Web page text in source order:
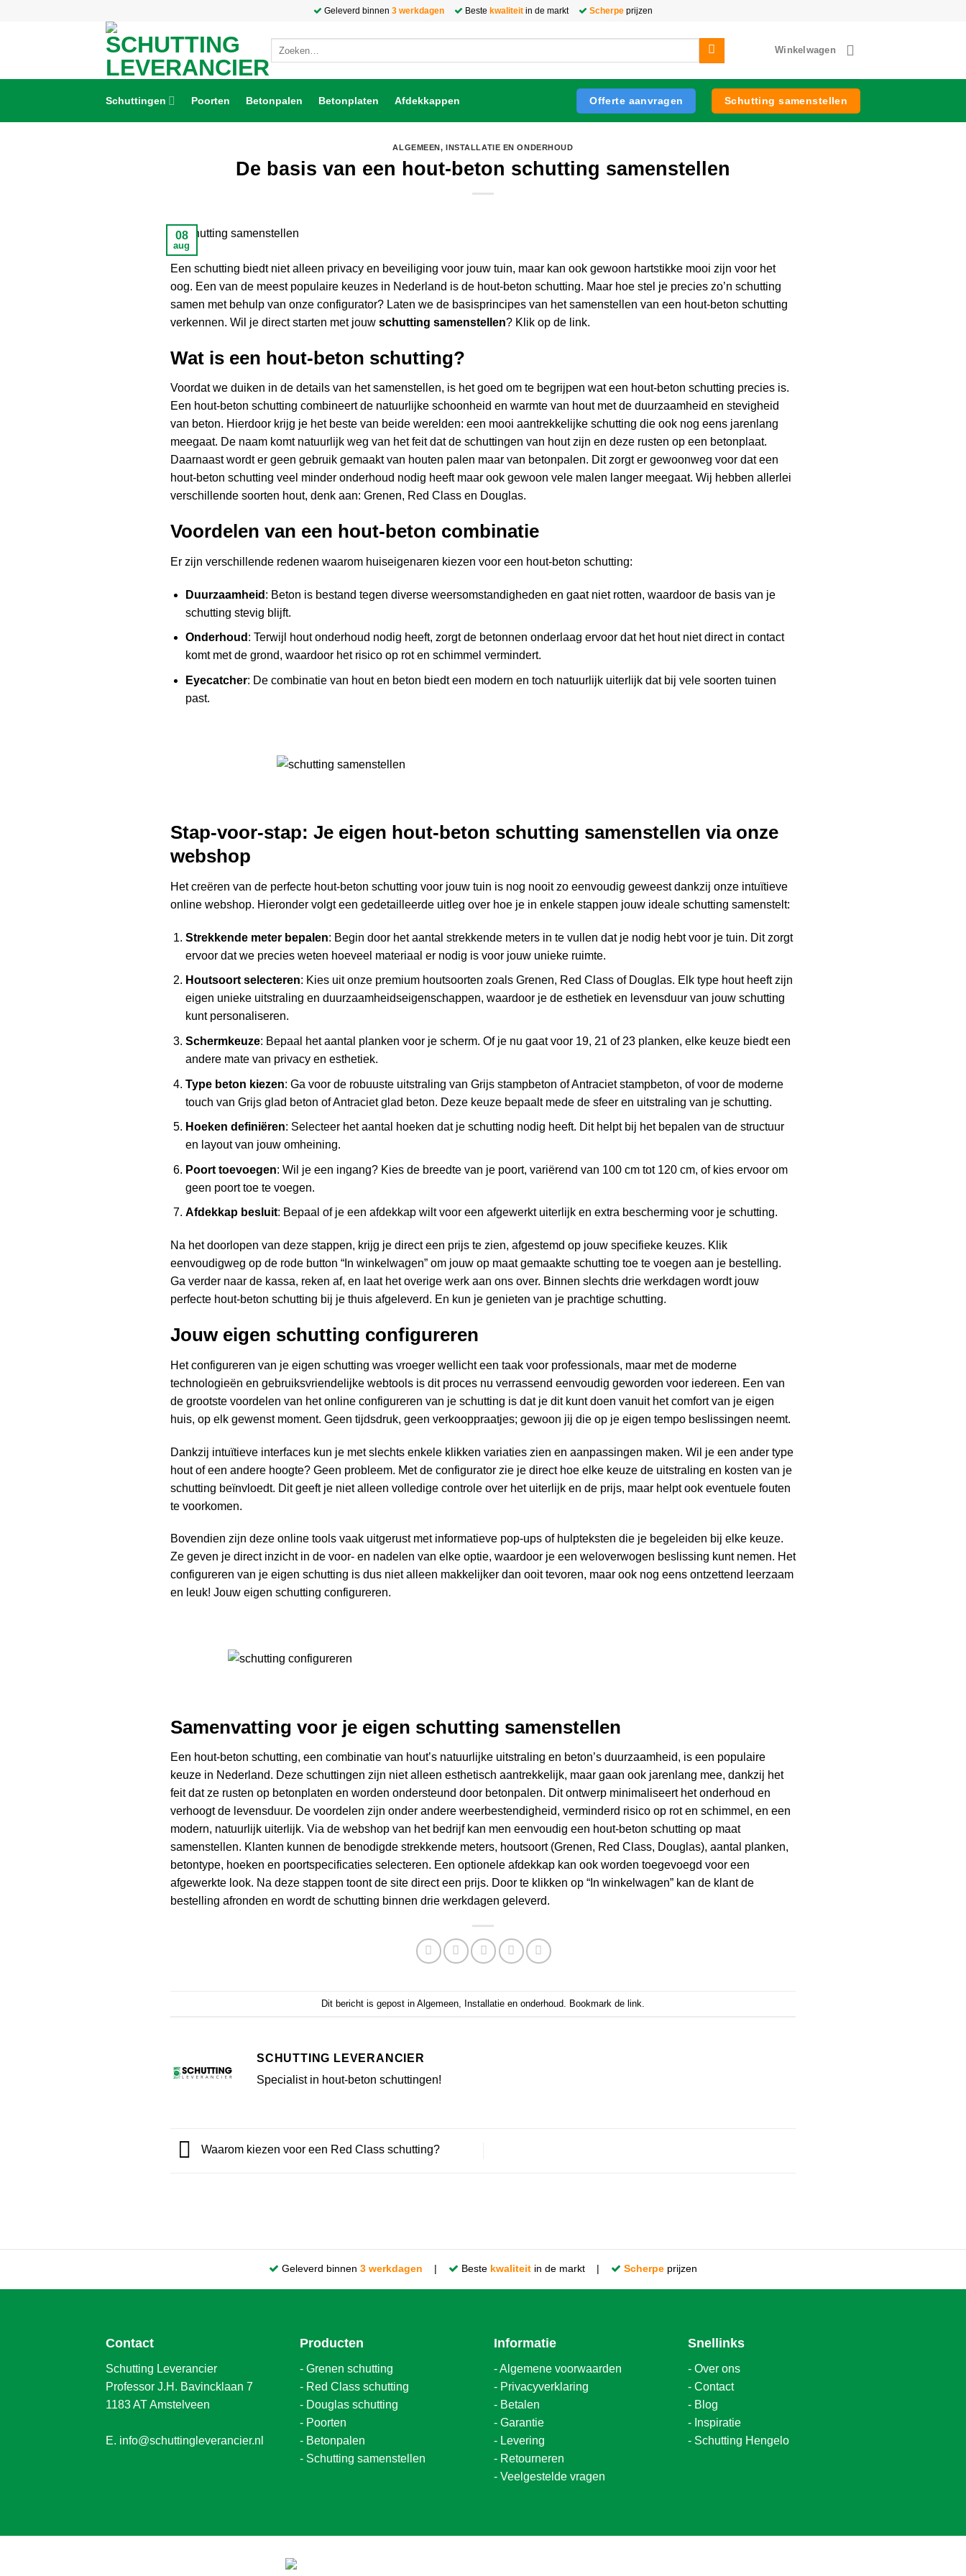
Geleverd binnen 3 werkdagen Beste kwaliteit in de markt Scherpe prijzen
Zoeken
naar:
Winkelwagen
Schuttingen Poorten Betonpalen Betonplaten Afdekkappen Offerte aanvragen Schutting samenstellen
ALGEMEEN,INSTALLATIE EN ONDERHOUD
De basis van een hout-beton schutting samenstellen
08
aug
Een schutting biedt niet alleen privacy en beveiliging voor jouw tuin, maar kan ook gewoon hartstikke mooi zijn voor het
oog. Een van de meest populaire keuzes in Nederland is de hout-beton schutting. Maar hoe stel je precies zo’n schutting
samen met behulp van onze configurator? Laten we de basisprincipes van het samenstellen van een hout-beton schutting
verkennen. Wil je direct starten met jouw schutting samenstellen? Klik op de link.
Wat is een hout-beton schutting?
Voordat we duiken in de details van het samenstellen, is het goed om te begrijpen wat een hout-beton schutting precies is.
Een hout-beton schutting combineert de natuurlijke schoonheid en warmte van hout met de duurzaamheid en stevigheid
van beton. Hierdoor krijg je het beste van beide werelden: een mooi aantrekkelijke schutting die ook nog eens jarenlang
meegaat. De naam komt natuurlijk weg van het feit dat de schuttingen van hout zijn en deze rusten op een betonplaat.
Daarnaast wordt er geen gebruik gemaakt van houten palen maar van betonpalen. Dit zorgt er gewoonweg voor dat een
hout-beton schutting veel minder onderhoud nodig heeft maar ook gewoon vele malen langer meegaat. Wij hebben allerlei
verschillende soorten hout, denk aan: Grenen, Red Class en Douglas.
Voordelen van een hout-beton combinatie
Er zijn verschillende redenen waarom huiseigenaren kiezen voor een hout-beton schutting:
Duurzaamheid : Beton is bestand tegen diverse weersomstandigheden en gaat niet rotten, waardoor de basis van je
schutting stevig blijft.
Onderhoud : Terwijl hout onderhoud nodig heeft, zorgt de betonnen onderlaag ervoor dat het hout niet direct in contact
komt met de grond, waardoor het risico op rot en schimmel vermindert.
Eyecatcher: De combinatie van hout en beton biedt een modern en toch natuurlijk uiterlijk dat bij vele soorten tuinen
past.
Stap-voor-stap: Je eigen hout-beton schutting samenstellen via onze
webshop
Het creëren van de perfecte hout-beton schutting voor jouw tuin is nog nooit zo eenvoudig geweest dankzij onze intuïtieve
online webshop. Hieronder volgt een gedetailleerde uitleg over hoe je in enkele stappen jouw ideale schutting samenstelt:
Strekkende meter bepalen: Begin door het aantal strekkende meters in te vullen dat je nodig hebt voor je tuin. Dit zorgt
ervoor dat we precies weten hoeveel materiaal er nodig is voor jouw unieke ruimte.
Houtsoort selecteren: Kies uit onze premium houtsoorten zoals Grenen, Red Class of Douglas. Elk type hout heeft zijn
eigen unieke uitstraling en duurzaamheidseigenschappen, waardoor je de esthetiek en levensduur van jouw schutting
kunt personaliseren.
Schermkeuze: Bepaal het aantal planken voor je scherm. Of je nu gaat voor 19, 21 of 23 planken, elke keuze biedt een
andere mate van privacy en esthetiek.
Type beton kiezen: Ga voor de robuuste uitstraling van Grijs stampbeton of Antraciet stampbeton, of voor de moderne
touch van Grijs glad beton of Antraciet glad beton. Deze keuze bepaalt mede de sfeer en uitstraling van je schutting.
Hoeken definiëren: Selecteer het aantal hoeken dat je schutting nodig heeft. Dit helpt bij het bepalen van de structuur
en layout van jouw omheining.
Poort toevoegen: Wil je een ingang? Kies de breedte van je poort, variërend van 100 cm tot 120 cm, of kies ervoor om
geen poort toe te voegen.
Afdekkap besluit: Bepaal of je een afdekkap wilt voor een afgewerkt uiterlijk en extra bescherming voor je schutting.
Na het doorlopen van deze stappen, krijg je direct een prijs te zien, afgestemd op jouw specifieke keuzes. Klik
eenvoudigweg op de rode button “In winkelwagen” om jouw op maat gemaakte schutting toe te voegen aan je bestelling.
Ga verder naar de kassa, reken af, en laat het overige werk aan ons over. Binnen slechts drie werkdagen wordt jouw
perfecte hout-beton schutting bij je thuis afgeleverd. En kun je genieten van je prachtige schutting.
Jouw eigen schutting configureren
Het configureren van je eigen schutting was vroeger wellicht een taak voor professionals, maar met de moderne
technologieën en gebruiksvriendelijke webtools is dit proces nu verrassend eenvoudig geworden voor iedereen. Een van
de grootste voordelen van het online configureren van je schutting is dat je dit kunt doen vanuit het comfort van je eigen
huis, op elk gewenst moment. Geen tijdsdruk, geen verkooppraatjes; gewoon jij die op je eigen tempo beslissingen neemt.
Dankzij intuïtieve interfaces kun je met slechts enkele klikken variaties zien en aanpassingen maken. Wil je een ander type
hout of een andere hoogte? Geen probleem. Met de configurator zie je direct hoe elke keuze de uitstraling en kosten van je
schutting beïnvloedt. Dit geeft je niet alleen volledige controle over het uiterlijk en de prijs, maar helpt ook eventuele fouten
te voorkomen.
Bovendien zijn deze online tools vaak uitgerust met informatieve pop-ups of hulpteksten die je begeleiden bij elke keuze.
Ze geven je direct inzicht in de voor- en nadelen van elke optie, waardoor je een weloverwogen beslissing kunt nemen. Het
configureren van je eigen schutting is dus niet alleen makkelijker dan ooit tevoren, maar ook nog eens ontzettend leerzaam
en leuk! Jouw eigen schutting configureren.
Samenvatting voor je eigen schutting samenstellen
Een hout-beton schutting, een combinatie van hout’s natuurlijke uitstraling en beton’s duurzaamheid, is een populaire
keuze in Nederland. Deze schuttingen zijn niet alleen esthetisch aantrekkelijk, maar gaan ook jarenlang mee, dankzij het
feit dat ze rusten op betonplaten en worden ondersteund door betonpalen. Dit ontwerp minimaliseert het onderhoud en
verhoogt de levensduur. De voordelen zijn onder andere weerbestendigheid, verminderd risico op rot en schimmel, en een
modern, natuurlijk uiterlijk. Via de webshop van het bedrijf kan men eenvoudig een hout-beton schutting op maat
samenstellen. Klanten kunnen de benodigde strekkende meters, houtsoort (Grenen, Red Class, Douglas), aantal planken,
betontype, hoeken en poortspecificaties selecteren. Een optionele afdekkap kan ook worden toegevoegd voor een
afgewerkte look. Na deze stappen toont de site direct een prijs. Door te klikken op “In winkelwagen” kan de klant de
bestelling afronden en wordt de schutting binnen drie werkdagen geleverd.
Dit bericht is gepost in Algemeen Installatie en onderhoud . Bookmark de link
SCHUTTING LEVERANCIER
Specialist in hout-beton schuttingen!
Waarom kiezen voor een Red Class schutting?
Geleverd binnen 3 werkdagen | Beste kwaliteit in de markt | Scherpe prijzen
Contact
Schutting Leverancier
Professor J.H. Bavincklaan 7
1183 AT Amstelveen
E. info@schuttingleverancier.nl
Producten
- Grenen schutting
- Red Class schutting
- Douglas schutting
- Poorten
- Betonpalen
- Schutting samenstellen
Informatie
-Algemene voorwaarden
- Privacyverklaring
- Betalen
- Garantie
- Levering
- Retourneren
- Veelgestelde vragen
Snellinks
- Over ons
- Contact
- Blog
- Inspiratie
- Schutting Hengelo